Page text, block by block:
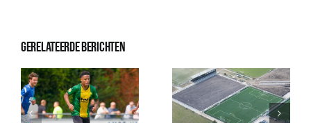
Gerelateerde berichten